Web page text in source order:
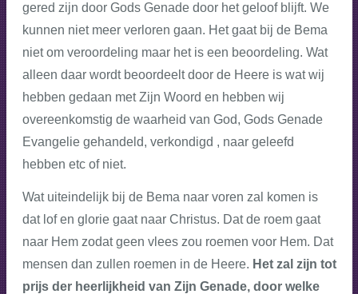
gered zijn door Gods Genade door het geloof blijft. We
kunnen niet meer verloren gaan. Het gaat bij de Bema
niet om veroordeling maar het is een beoordeling. Wat
alleen daar wordt beoordeelt door de Heere is wat wij
hebben gedaan met Zijn Woord en hebben wij
overeenkomstig de waarheid van God, Gods Genade
Evangelie gehandeld, verkondigd , naar geleefd
hebben etc of niet.
Wat uiteindelijk bij de Bema naar voren zal komen is
dat lof en glorie gaat naar Christus. Dat de roem gaat
naar Hem zodat geen vlees zou roemen voor Hem. Dat
mensen dan zullen roemen in de Heere. Het zal zijn tot
prijs der heerlijkheid van Zijn Genade, door welke